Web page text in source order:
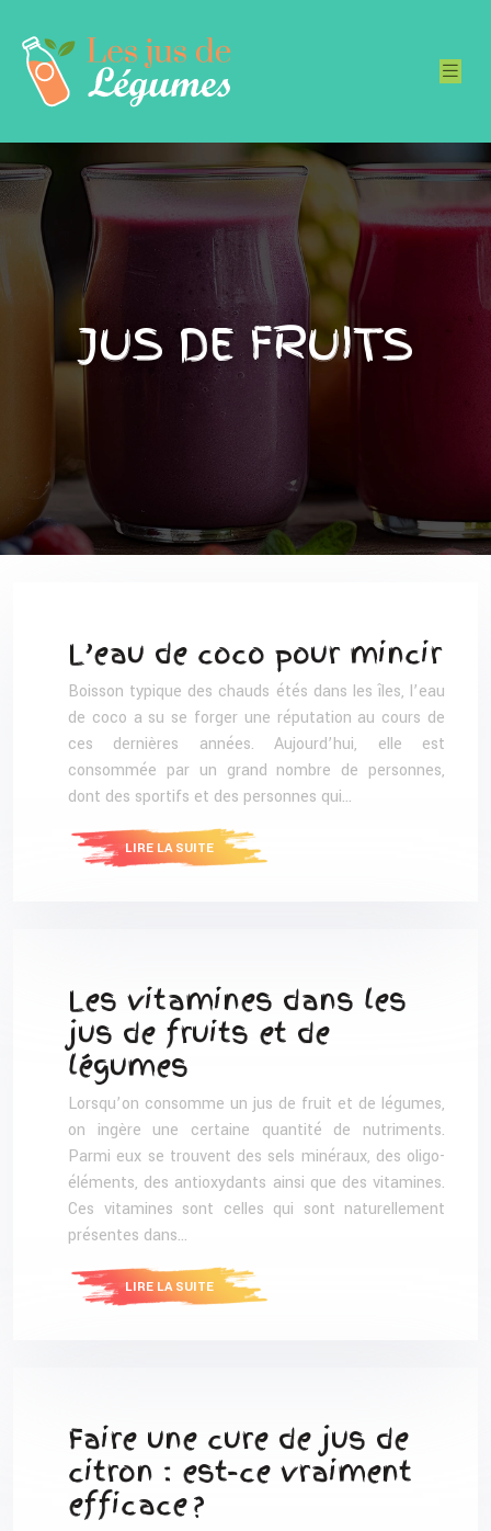
JUS DE FRUITS
L’eau de coco pour mincir
Boisson typique des chauds étés dans les îles, l’eau
de coco a su se forger une réputation au cours de
ces dernières années. Aujourd’hui, elle est
consommée par un grand nombre de personnes,
dont des sportifs et des personnes qui…
LIRE LA SUITE
Les vitamines dans les
jus de fruits et de
légumes
Lorsqu’on consomme un jus de fruit et de légumes,
on ingère une certaine quantité de nutriments.
Parmi eux se trouvent des sels minéraux, des oligo-
éléments, des antioxydants ainsi que des vitamines.
Ces vitamines sont celles qui sont naturellement
présentes dans…
LIRE LA SUITE
Faire une cure de jus de
citron : est-ce vraiment
efficace ?